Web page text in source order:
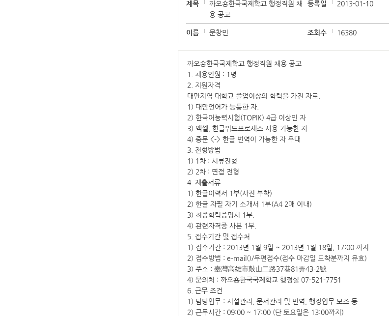
제목
까오숑한국국제학교 행정직원 채
용 공고
등록일 2013-01-10
이름 문창민 조회수 16380
까오숑한국국제학교 행정직원 채용 공고
1. 채용인원 : 1명
2. 지원자격
대만지역 대학교 졸업이상의 학력을 가진 자로.
1) 대만언어가 능통한 자.
2) 한국어능력시험(TOPIK) 4급 이상인 자
3) 엑셀, 한글워드프로세스 사용 가능한 자
4) 중문 <-> 한글 번역이 가능한 자 우대
3. 전형방법
1) 1차 : 서류전형
2) 2차 : 면접 전형
4. 제출서류
1) 한글이력서 1부(사진 부착)
2) 한글 자필 자기 소개서 1부(A4 2매 이내)
3) 최종학력증명서 1부.
4) 관련자격증 사본 1부.
5. 접수기간 및 접수처
1) 접수기간 : 2013년 1월 9일 ~ 2013년 1월 18일, 17:00 까지
2) 접수방법 : e-mail()/우편접수(접수 마감일 도착분까지 유효)
3) 주소 : 臺灣高雄市鼓山二路37巷81弄43-2號
4) 문의처 : 까오숑한국국제학교 행정실 07-521-7751
6. 근무 조건
1) 담당업무 : 시설관리, 문서관리 및 번역, 행정업무 보조 등
2) 근무시간 : 09:00 ~ 17:00 (단 토요일은 13:00까지)